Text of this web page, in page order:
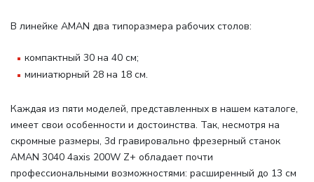
В линейке AMAN два типоразмера рабочих столов:
компактный 30 на 40 см;
миниатюрный 28 на 18 см.
Каждая из пяти моделей, представленных в нашем каталоге,
имеет свои особенности и достоинства. Так, несмотря на
скромные размеры, 3d гравировально фрезерный станок
AMAN 3040 4axis 200W Z+ обладает почти
профессиональными возможностями: расширенный до 13 см